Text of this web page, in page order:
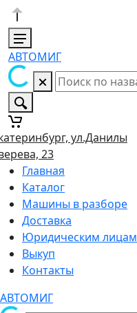
АВТОМИГ
ул.Данилы
23
Главная
Каталог
Машины в разборе
Доставка
Юридическим лицам
Выкуп
Контакты
АВТОМИГ